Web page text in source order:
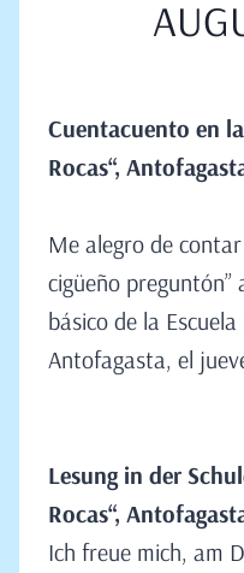
Cuentacuento en
Rocas“,
Me alegro de
cigüeño preguntón”
básico de la Escuela
Antofagasta, el
Lesung in der
Rocas“,
Ich freue mich, am